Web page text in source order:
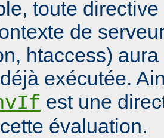
toute
de
htaccess)
exécutée.
est une
évaluation.